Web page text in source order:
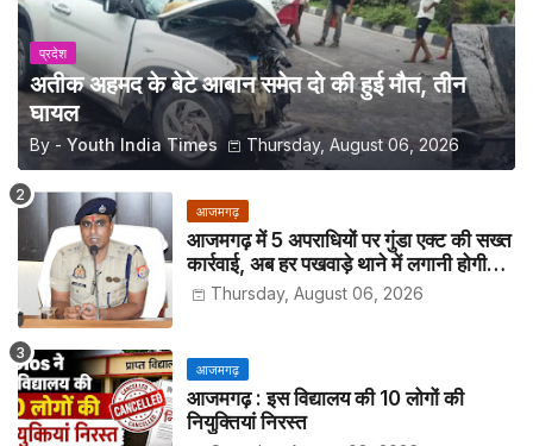
प्रदेश
अतीक अहमद के बेटे आबान समेत दो की हुई मौत, तीन
घायल
By - Youth India Times Thursday, August 06, 2026
आजमगढ़
आजमगढ़ में 5 अपराधियों पर गुंडा एक्ट की सख्त
कार्रवाई, अब हर पखवाड़े थाने में लगानी होगी
हाजिरीThursday, August 06, 2026
आजमगढ़
आजमगढ़ : इस विद्यालय की 10 लोगों की
नियुक्तियां निरस्त